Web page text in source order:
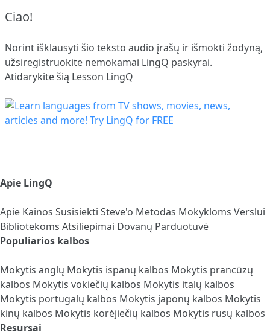
Ciao!
Norint išklausyti šio teksto audio įrašų ir išmokti žodyną,
užsiregistruokite nemokamai LingQ paskyrai.
Atidarykite šią Lesson LingQ
Apie LingQ
Apie Kainos Susisiekti Steve'o Metodas Mokykloms Verslui
Bibliotekoms Atsiliepimai Dovanų Parduotuvė
Populiarios kalbos
Mokytis anglų Mokytis ispanų kalbos Mokytis prancūzų
kalbos Mokytis vokiečių kalbos Mokytis italų kalbos
Mokytis portugalų kalbos Mokytis japonų kalbos Mokytis
kinų kalbos Mokytis korėjiečių kalbos Mokytis rusų kalbos
Resursai